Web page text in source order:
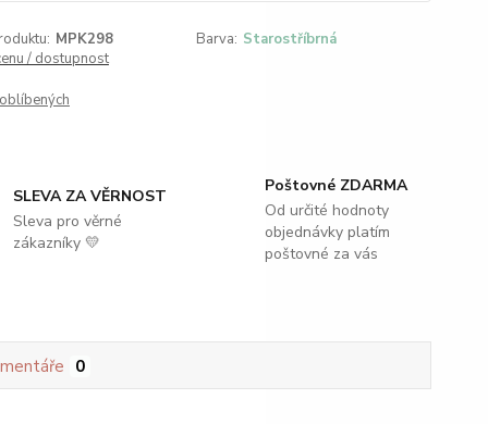
MPK298 Barva: Starostříbrná
/ dostupnost
SLEVA ZA VĚRNOST
Sleva pro věrné
zákazníky 💛
Poštovné ZDARMA
Od určité hodnoty
objednávky platím
poštovné za vás
0